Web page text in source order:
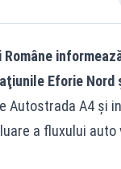
Eforie Nord
Autostrada A4 și
a fluxului auto